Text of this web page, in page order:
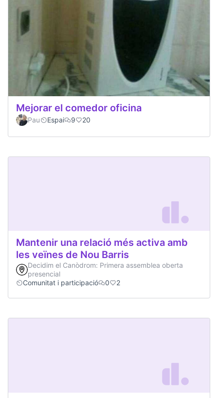
Mejorar el comedor oficina
Pau Espai 9 20
Mantenir una relació més activa amb
les veïnes de Nou Barris
Decidim el Canòdrom: Primera assemblea oberta
presencial
Comunitat i participació
0 2